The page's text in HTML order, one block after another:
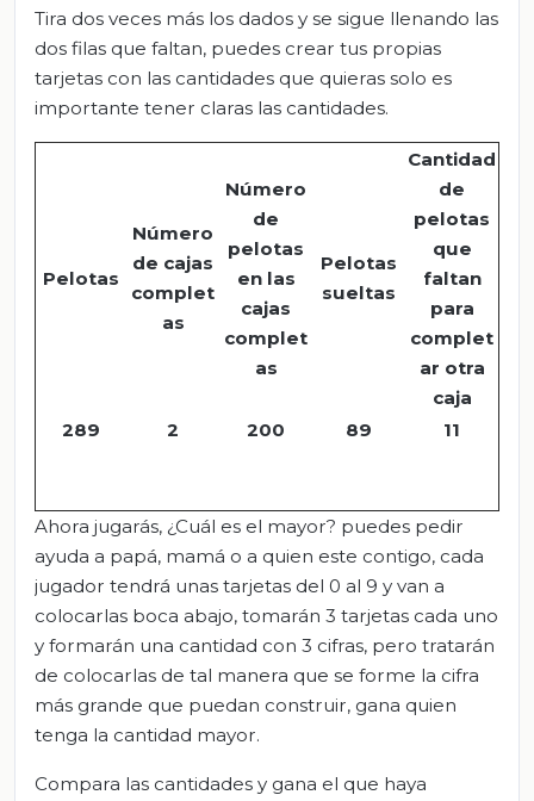
Tira dos veces más los dados y se sigue llenando las
dos filas que faltan, puedes crear tus propias
tarjetas con las cantidades que quieras solo es
importante tener claras las cantidades.
Pelotas
Número
de cajas
complet
as
Número
de
pelotas
en las
cajas
complet
as
Pelotas
sueltas
Cantidad
de
pelotas
que
faltan
para
complet
ar otra
caja
289
2 200 89 11
Ahora jugarás, ¿Cuál es el mayor? puedes pedir
ayuda a papá, mamá o a quien este contigo, cada
jugador tendrá unas tarjetas del 0 al 9 y van a
colocarlas boca abajo, tomarán 3 tarjetas cada uno
y formarán una cantidad con 3 cifras, pero tratarán
de colocarlas de tal manera que se forme la cifra
más grande que puedan construir, gana quien
tenga la cantidad mayor.
Compara las cantidades y gana el que haya